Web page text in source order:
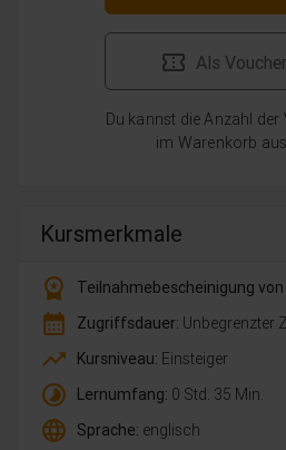
Als
Du kannst die Anzahl
im Warenkorb
Kursmerkmale
workspace_premium
Teilnahmebescheinigung von
calendar_month Zugriffsdauer: Unbegrenzter
trending_up Kursniveau: Einsteiger
timelapse Lernumfang: 0 Std. 35 Min.
language Sprache: englisch